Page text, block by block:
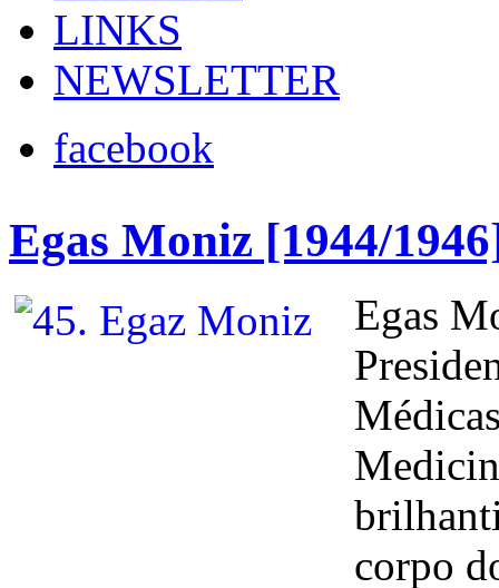
LINKS
NEWSLETTER
facebook
Egas Moniz [1944/
Egas
corpo